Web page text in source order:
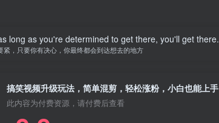
long as you're determined to get there, you'll get there.
紧，只要你有决心，你最终都会到达想去的地方
此内容为付费资源，请付费后查看